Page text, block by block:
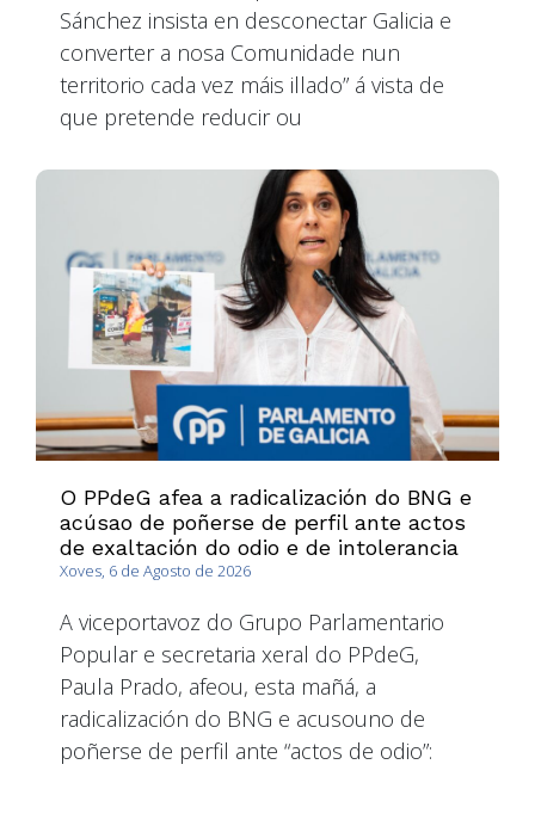
Sánchez insista en desconectar Galicia e
converter a nosa Comunidade nun
territorio cada vez máis illado” á vista de
que pretende reducir ou
O PPdeG afea a radicalización do BNG e
acúsao de poñerse de perfil ante actos
de exaltación do odio e de intolerancia
Xoves, 6 de Agosto de 2026
A viceportavoz do Grupo Parlamentario
Popular e secretaria xeral do PPdeG,
Paula Prado, afeou, esta mañá, a
radicalización do BNG e acusouno de
poñerse de perfil ante “actos de odio”: